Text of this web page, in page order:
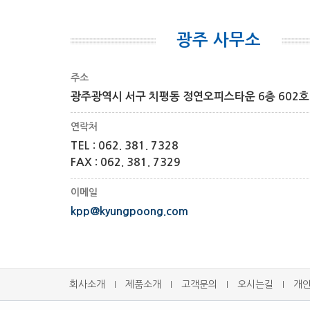
광주 사무소
주소
광주광역시 서구 치평동 정연오피스타운 6층 602호
연락처
TEL : 062. 381. 7328
FAX : 062. 381. 7329
이메일
kpp@kyungpoong.com
회사소개 제품소개 고객문의 오시는길 개